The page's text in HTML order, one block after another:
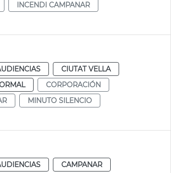
INCENDI CAMPANAR
CIUTAT VELLA
CORPORACIÓN
MINUTO SILENCIO
CAMPANAR